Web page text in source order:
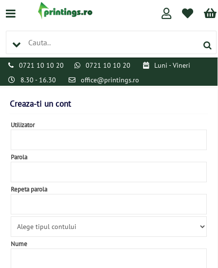
0721 10 10 20 0721 10 10 20
Luni - Vineri
8.30 - 16.30
office@printings.ro
Creaza-ti un cont
Utilizator
Parola
Repeta parola
Nume